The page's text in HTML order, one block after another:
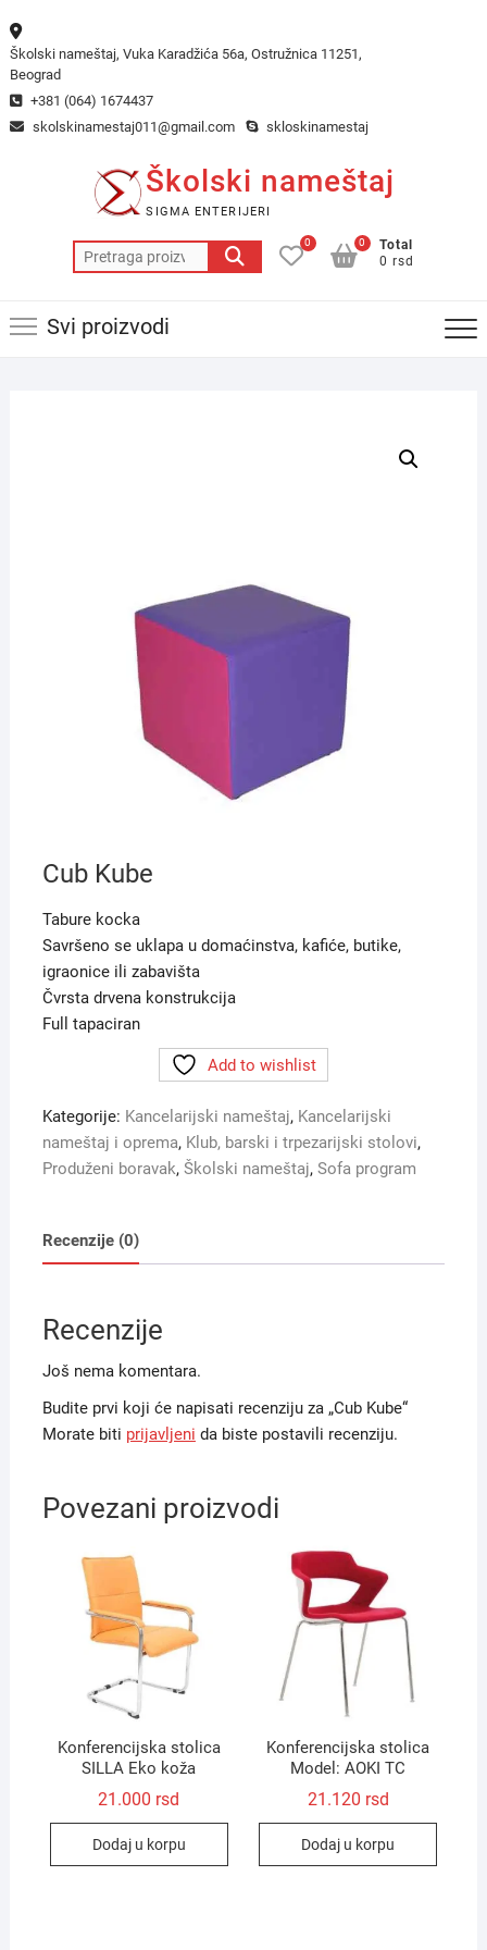
to
content
Školski nameštaj, Vuka Karadžića 56a, Ostružnica 11251,
Beograd
+381 (064) 1674437
skolskinamestaj011@gmail.com
skloskinamestaj
Školski nameštaj
SIGMA ENTERIJERI
Pretraga
za:
0
Total
0 rsd
0
Svi proizvodi
Cub Kube
Tabure kocka
Savršeno se uklapa u domaćinstva, kafiće, butike,
igraonice ili zabavišta
Čvrsta drvena konstrukcija
Full tapaciran
Add to wishlist
Kategorije: Kancelarijski nameštaj, Kancelarijski
nameštaj i oprema, Klub, barski i trpezarijski stolovi,
Produženi boravak, Školski nameštaj, Sofa program
Recenzije (0)
Recenzije
Još nema komentara.
Budite prvi koji će napisati recenziju za „Cub Kube“
Morate biti prijavljeni da biste postavili recenziju.
Povezani proizvodi
Konferencijska stolica
SILLA Eko koža
21.000 rsd
Dodaj u korpu
Konferencijska stolica
Model: AOKI TC
21.120 rsd
Dodaj u korpu